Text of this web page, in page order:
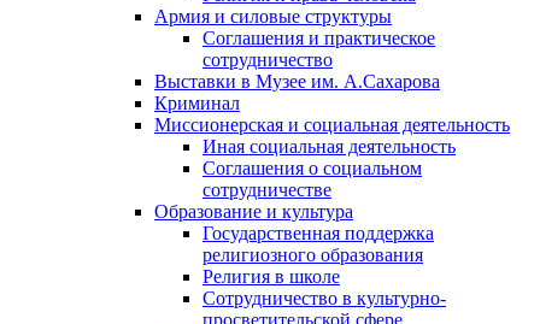
Армия и силовые структуры
Соглашения и практическое
сотрудничество
Выставки в Музее им. А.Сахарова
Криминал
Миссионерская и социальная деятельность
Иная социальная деятельность
Соглашения о социальном
сотрудничестве
Образование и культура
Государственная поддержка
религиозного образования
Религия в школе
Сотрудничество в культурно-